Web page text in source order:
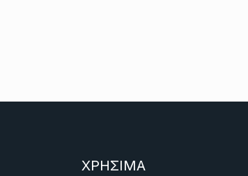
ΧΡΗΣΙΜΑ